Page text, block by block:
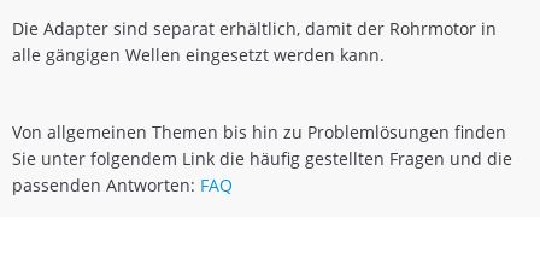
Die Adapter sind separat erhältlich, damit der Rohrmotor in
alle gängigen Wellen eingesetzt werden kann.
Von allgemeinen Themen bis hin zu Problemlösungen finden
Sie unter folgendem Link die häufig gestellten Fragen und die
passenden Antworten: FAQ